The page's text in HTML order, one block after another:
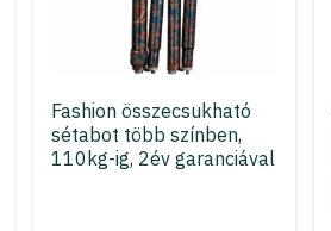
Fashion összecsukható
sétabot több színben,
110kg-ig, 2év garanciával